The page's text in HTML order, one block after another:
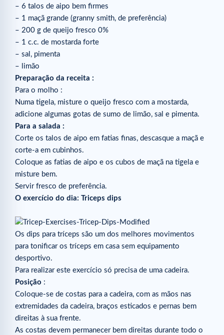
– 6 talos de aipo bem firmes
– 1 maçã grande (granny smith, de preferência)
– 200 g de queijo fresco 0%
– 1 c.c. de mostarda forte
– sal, pimenta
– limão
Preparação da receita :
Para o molho :
Numa tigela, misture o queijo fresco com a mostarda,
adicione algumas gotas de sumo de limão, sal e pimenta.
Para a salada :
Corte os talos de aipo em fatias finas, descasque a maçã e
corte-a em cubinhos.
Coloque as fatias de aipo e os cubos de maçã na tigela e
misture bem.
Servir fresco de preferência.
O exercício do dia: Triceps dips
Os dips para tríceps são um dos melhores movimentos
para tonificar os tríceps em casa sem equipamento
desportivo.
Para realizar este exercício só precisa de uma cadeira.
Posição :
Coloque-se de costas para a cadeira, com as mãos nas
extremidades da cadeira, braços esticados e pernas bem
direitas à sua frente.
As costas devem permanecer bem direitas durante todo o